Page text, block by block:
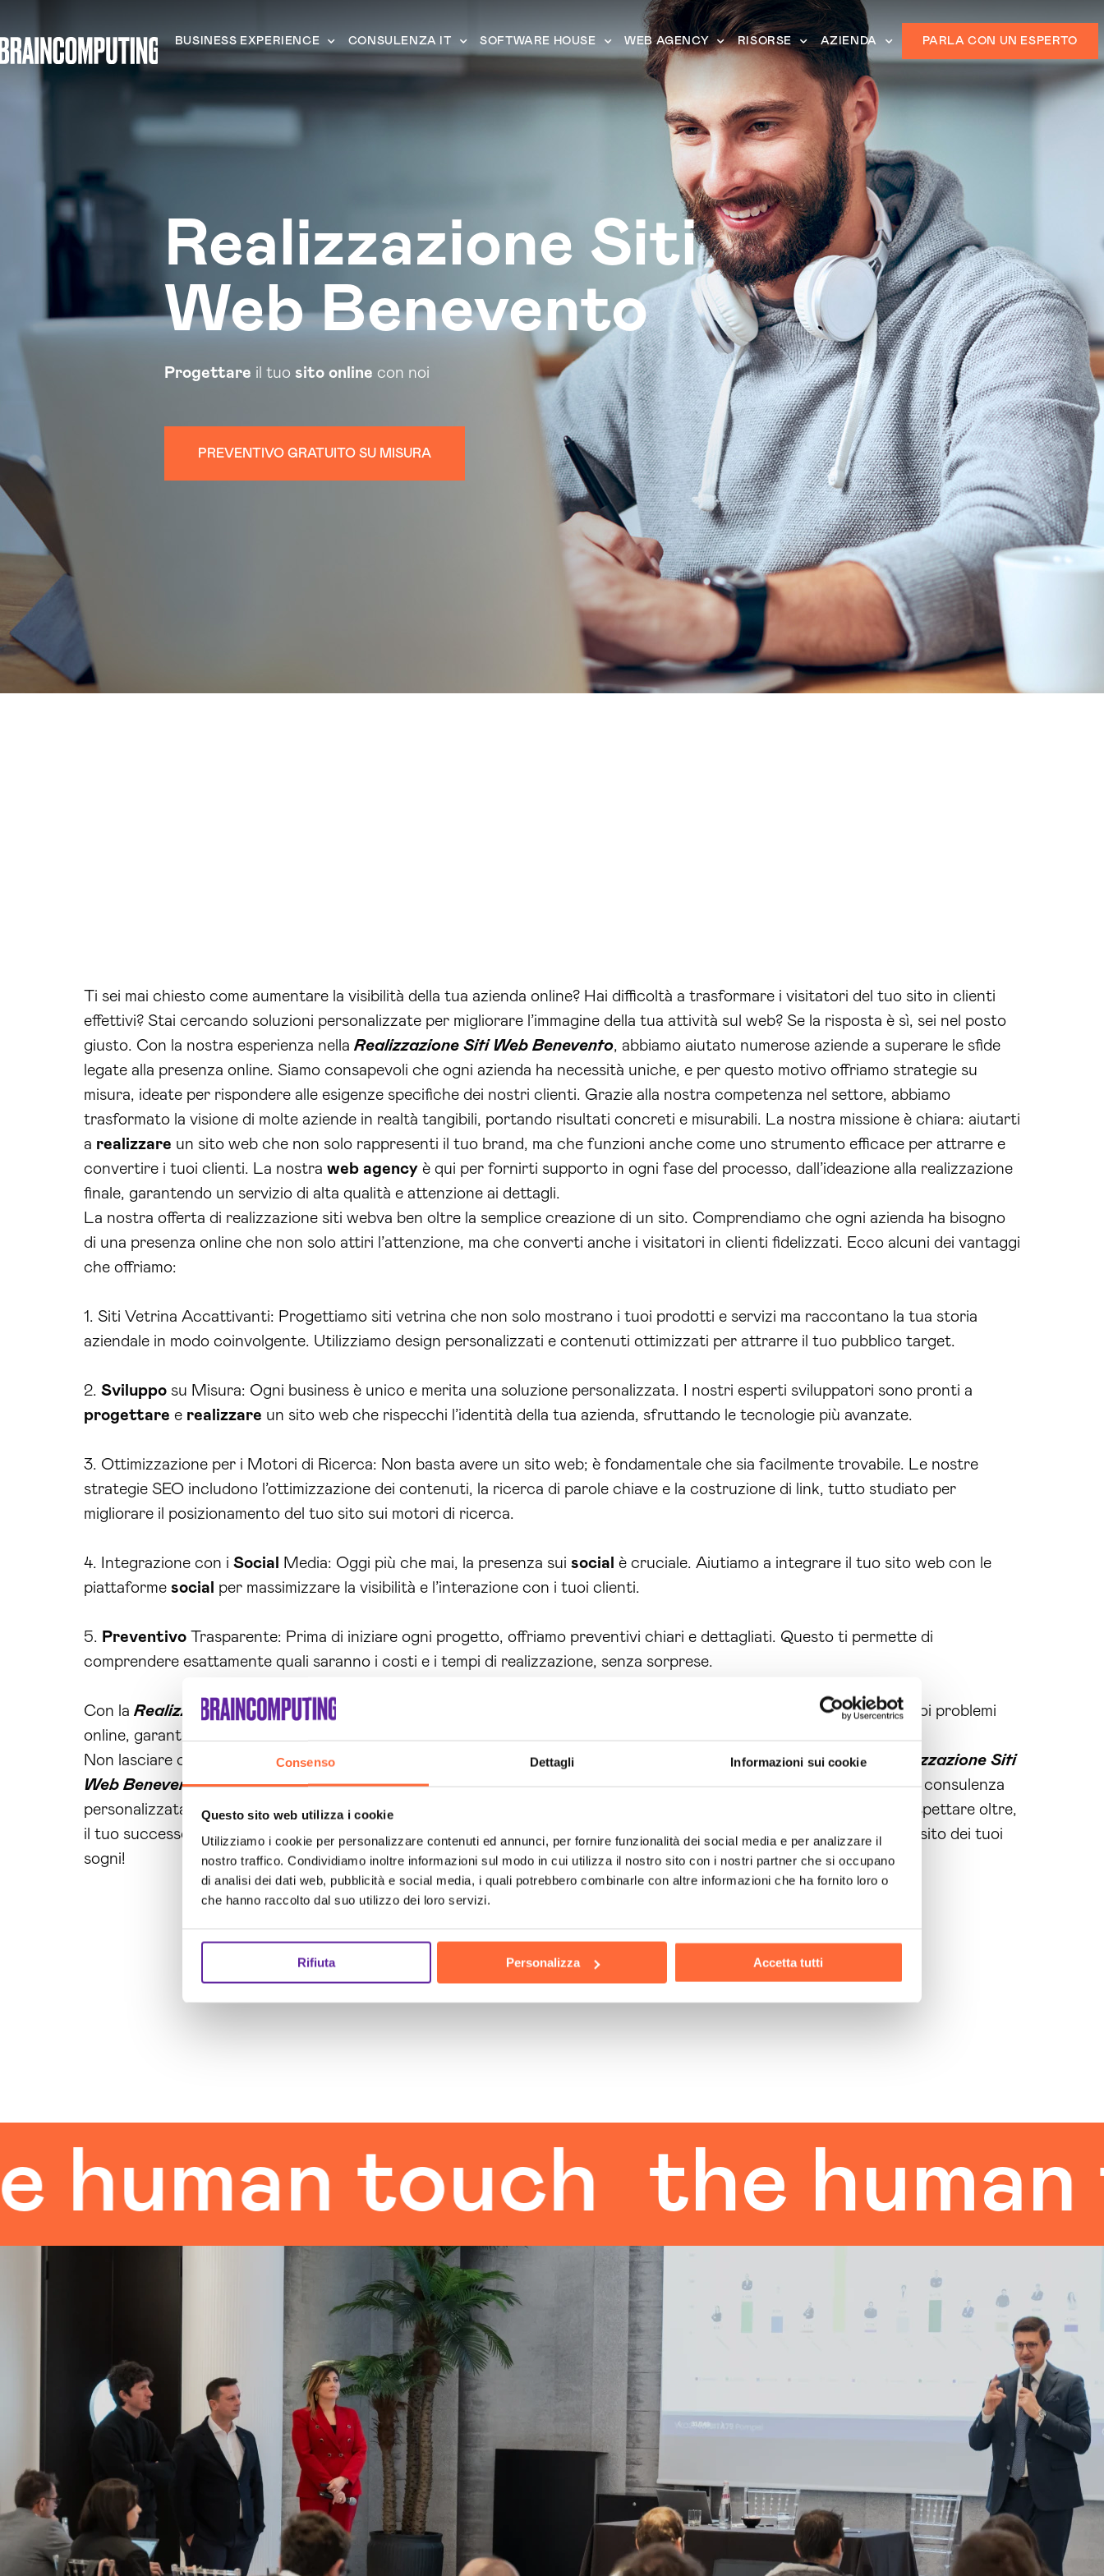
Consenso Dettagli Informazioni sui cookie
Questo sito web utilizza i cookie
Utilizziamo i cookie per personalizzare contenuti ed annunci, per fornire funzionalità dei social media e per analizzare il
nostro traffico. Condividiamo inoltre informazioni sul modo in cui utilizza il nostro sito con i nostri partner che si occupano
di analisi dei dati web, pubblicità e social media, i quali potrebbero combinarle con altre informazioni che ha fornito loro o
che hanno raccolto dal suo utilizzo dei loro servizi.
Rifiuta Personalizza Accetta tutti
BUSINESS EXPERIENCE CONSULENZA IT SOFTWARE HOUSE WEB AGENCY RISORSE AZIENDA PARLA CON UN ESPERTO
Realizzazione Siti
Web Benevento
Progettare il tuo sito online con noi
PREVENTIVO GRATUITO SU MISURA
Ti sei mai chiesto come aumentare la visibilità della tua azienda online? Hai difficoltà a trasformare i visitatori del tuo sito in clienti
effettivi? Stai cercando soluzioni personalizzate per migliorare l’immagine della tua attività sul web? Se la risposta è sì, sei nel posto
giusto. Con la nostra esperienza nella Realizzazione Siti Web Benevento, abbiamo aiutato numerose aziende a superare le sfide
legate alla presenza online. Siamo consapevoli che ogni azienda ha necessità uniche, e per questo motivo offriamo strategie su
misura, ideate per rispondere alle esigenze specifiche dei nostri clienti. Grazie alla nostra competenza nel settore, abbiamo
trasformato la visione di molte aziende in realtà tangibili, portando risultati concreti e misurabili. La nostra missione è chiara: aiutarti
a realizzare un sito web che non solo rappresenti il tuo brand, ma che funzioni anche come uno strumento efficace per attrarre e
convertire i tuoi clienti. La nostra web agency è qui per fornirti supporto in ogni fase del processo, dall’ideazione alla realizzazione
finale, garantendo un servizio di alta qualità e attenzione ai dettagli.
La nostra offerta di realizzazione siti webva ben oltre la semplice creazione di un sito. Comprendiamo che ogni azienda ha bisogno
di una presenza online che non solo attiri l’attenzione, ma che converti anche i visitatori in clienti fidelizzati. Ecco alcuni dei vantaggi
che offriamo:
1. Siti Vetrina Accattivanti: Progettiamo siti vetrina che non solo mostrano i tuoi prodotti e servizi ma raccontano la tua storia
aziendale in modo coinvolgente. Utilizziamo design personalizzati e contenuti ottimizzati per attrarre il tuo pubblico target.
2. Sviluppo su Misura: Ogni business è unico e merita una soluzione personalizzata. I nostri esperti sviluppatori sono pronti a
progettare e realizzare un sito web che rispecchi l’identità della tua azienda, sfruttando le tecnologie più avanzate.
3. Ottimizzazione per i Motori di Ricerca: Non basta avere un sito web; è fondamentale che sia facilmente trovabile. Le nostre
strategie SEO includono l’ottimizzazione dei contenuti, la ricerca di parole chiave e la costruzione di link, tutto studiato per
migliorare il posizionamento del tuo sito sui motori di ricerca.
4. Integrazione con i Social Media: Oggi più che mai, la presenza sui social è cruciale. Aiutiamo a integrare il tuo sito web con le
piattaforme social per massimizzare la visibilità e l’interazione con i tuoi clienti.
5. Preventivo Trasparente: Prima di iniziare ogni progetto, offriamo preventivi chiari e dettagliati. Questo ti permette di
comprendere esattamente quali saranno i costi e i tempi di realizzazione, senza sorprese.
Con la Realizzazione Siti Web Benevento
, la tua azienda avrà un partner fidato in grado di affrontare e risolvere i tuoi problemi
online, garantendo un servizio di alta qualità e risultati tangibili.
Non lasciare che la tua azienda resti indietro nel mondo digitale. È tempo di agire! Con la nostra esperienza nella
Realizzazione Siti
Web Benevento, possiamo aiutarti a costruire una presenza online potente e incisiva. Contattaci oggi stesso per una consulenza
personalizzata, e scopri come possiamo trasformare le tue idee in un sito web che non solo attira ma converte. Non aspettare oltre,
il tuo successo online inizia con un semplice passo. Richiedi subito informazioni sui nostri servizi e inizia arealizzare
il sito dei tuoi
sogni!
touch the human